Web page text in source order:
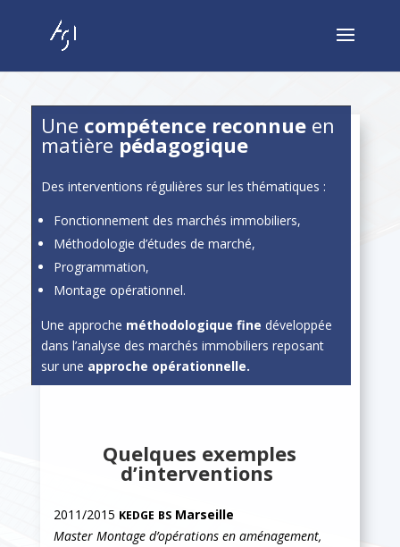
Une compétence reconnueen
matière pédagogique
Des inter­ven­tions régulières sur les thé­ma­tiques :
Fonc­tion­nement des marchés immo­biliers,
Méthodolo­gie d’études de marché,
Pro­gram­ma­tion,
Mon­tage opéra­tionnel.
Une approche méthodologique fine dévelop­pée
dans l’analyse des marchés immo­biliers reposant
sur une approche opéra­tionnelle.
Quelques exemples
d’interventions
2011/2015 KEDGE BSMar­seille
Mas­ter Mon­tage d’opérations en amé­nage­ment,